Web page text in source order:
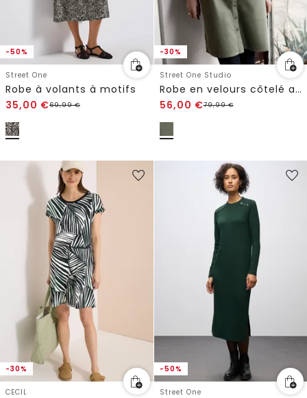
-50%
Street One
Robe à volants à motifs
35,00 €69,99€
-30%
Street One Studio
Robe en velours côtelé avec volants
56,00 €79,99€
-30%
CECIL
-50%
Street One